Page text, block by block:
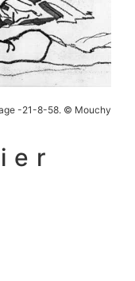
-21-8-58. © Mouchy